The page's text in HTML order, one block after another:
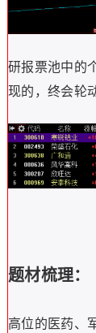
研报票池中的
现的，终会轮
题材梳理：
高位的医药、